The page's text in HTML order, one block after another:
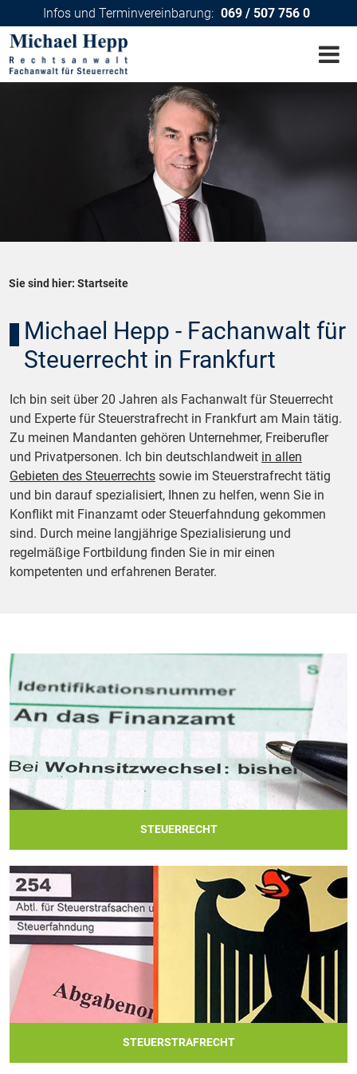
Infos und Terminvereinbarung: 069 / 507 756 0
Sie sind hier:Startseite
Michael Hepp - Fachanwalt für
Steuerrecht in Frankfurt
Ich bin seit über 20 Jahren als Fachanwalt für Steuerrecht
und Experte für Steuerstrafrecht in Frankfurt am Main tätig.
Zu meinen Mandanten gehören Unternehmer, Freiberufler
und Privatpersonen. Ich bin deutschlandweit in allen
Gebieten des Steuerrechts sowie im Steuerstrafrecht tätig
und bin darauf spezialisiert, Ihnen zu helfen, wenn Sie in
Konflikt mit Finanzamt oder Steuerfahndung gekommen
sind. Durch meine langjährige Spezialisierung und
regelmäßige Fortbildung finden Sie in mir einen
kompetenten und erfahrenen Berater.
STEUERRECHT
STEUERSTRAFRECHT